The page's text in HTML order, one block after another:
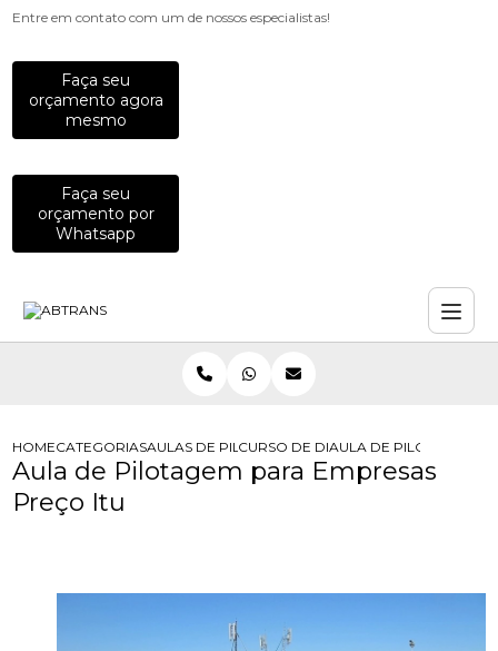
Entre em contato com um de nossos especialistas!
Faça seu
orçamento agora
mesmo
Faça seu
orçamento por
Whatsapp
HOMECATEGORIASAULAS DE PILOTAGEM PARA EMPRESAS
CURSO DE DIRECAO DE MOTO PARA
AULA DE PILOTAGEM
Aula de Pilotagem para Empresas
Preço Itu